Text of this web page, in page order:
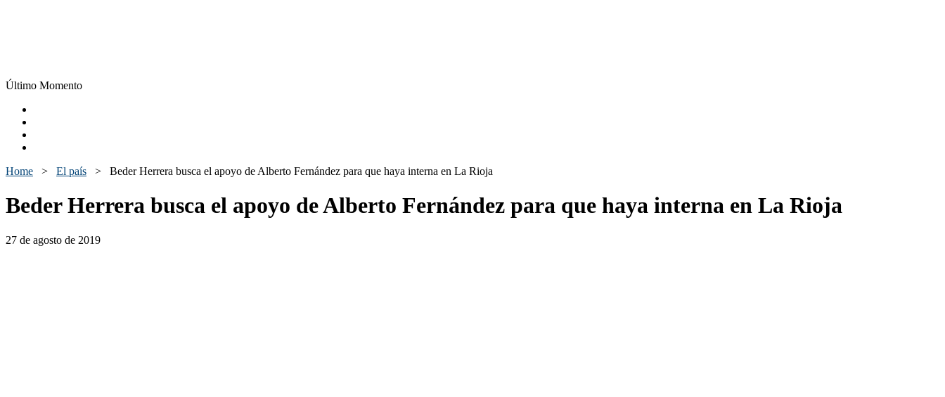
Último Momento
Home > El país > Beder Herrera busca el apoyo de Alberto Fernández para que haya interna en La Rioja
Beder Herrera busca el apoyo de Alberto Fernández para que haya interna en La Rioja
27 de agosto de 2019